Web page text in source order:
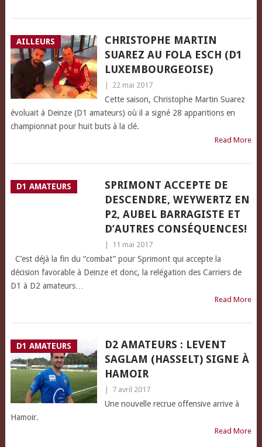
AILLEURS
CHRISTOPHE MARTIN
SUAREZ AU FOLA ESCH (D1
LUXEMBOURGEOISE)
22 mai 2017
Cette saison, Christophe Martin Suarez
évoluait à Deinze (D1 amateurs) où il a signé 28 apparitions en
championnat pour huit buts à la clé.
Read More
D1 AMATEURS
SPRIMONT ACCEPTE DE
DESCENDRE, WEYWERTZ EN
P2, AUBEL BARRAGISTE ET
D’AUTRES CONSÉQUENCES!
11 mai 2017
C’est déjà la fin du “combat” pour Sprimont qui accepte la
décision favorable à Deinze et donc, la relégation des Carriers de
D1 à D2 amateurs…
Read More
D1 AMATEURS
D2 AMATEURS : LEVENT
SAGLAM (HASSELT) SIGNE À
HAMOIR
7 avril 2017
Une nouvelle recrue offensive arrive à
Hamoir.
Read More